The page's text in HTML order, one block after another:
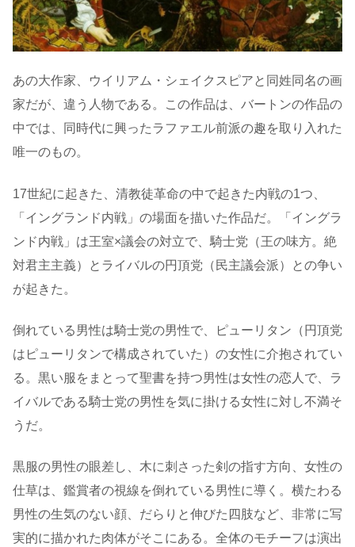
あの大作家、ウイリアム・シェイクスピアと同姓同名の画
家だが、違う人物である。この作品は、バートンの作品の
中では、同時代に興ったラファエル前派の趣を取り入れた
唯一のもの。
17世紀に起きた、清教徒革命の中で起きた内戦の1つ、
「イングランド内戦」の場面を描いた作品だ。「イングラ
ンド内戦」は王室×議会の対立で、騎士党（王の味方。絶
対君主主義）とライバルの円頂党（民主議会派）との争い
が起きた。
倒れている男性は騎士党の男性で、ピューリタン（円頂党
はピューリタンで構成されていた）の女性に介抱されてい
る。黒い服をまとって聖書を持つ男性は女性の恋人で、ラ
イバルである騎士党の男性を気に掛ける女性に対し不満そ
うだ。
黒服の男性の眼差し、木に刺さった剣の指す方向、女性の
仕草は、鑑賞者の視線を倒れている男性に導く。横たわる
男性の生気のない顔、だらりと伸びた四肢など、非常に写
実的に描かれた肉体がそこにある。全体のモチーフは演出